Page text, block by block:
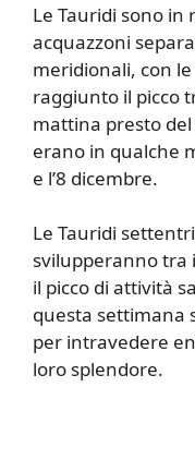
Le Tauridi sono in
acquazzoni
meridionali, con
raggiunto il picco
mattina presto del
erano in qualche
e l’8 dicembre.
Le Tauridi
svilupperanno tra
il picco di attività
questa settimana
per intravedere
loro splendore.